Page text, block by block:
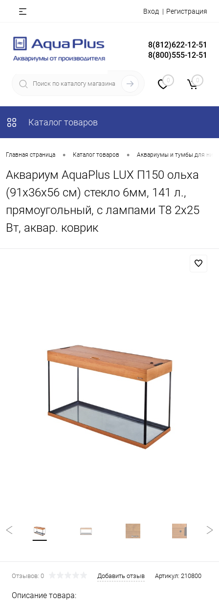
Вход Регистрация
8(812)622-12-51
8(800)555-12-51
0 0
Каталог товаров
Главная страница • Каталог товаров • Аквариумы и тумбы для них
Аквариум AquaPlus LUX П150 ольха
(91х36х56 см) стекло 6мм, 141 л.,
прямоугольный, с лампами Т8 2х25
Вт, аквар. коврик
Отзывов: 0 Добавить отзыв Артикул: 210800
Описание товара: